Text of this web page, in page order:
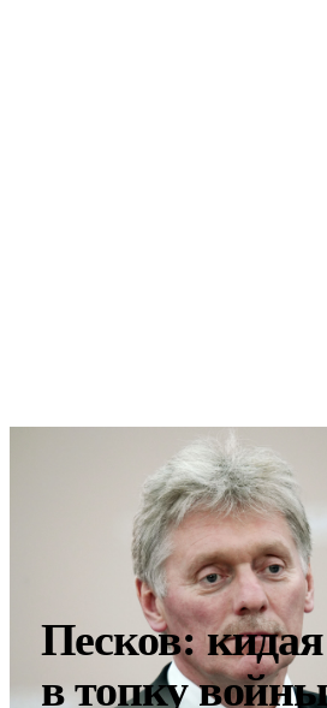
Песков:
в топку